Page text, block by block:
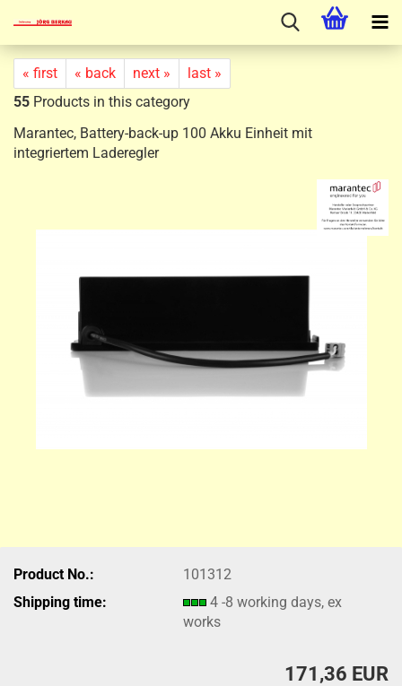
« first « back next »
last »
55 Products in this category
Marantec, Battery-back-up 100 Akku Einheit mit
integriertem Laderegler
Product No.:
101312
Shipping time:
4 -8 working days, ex
works
171,36 EUR